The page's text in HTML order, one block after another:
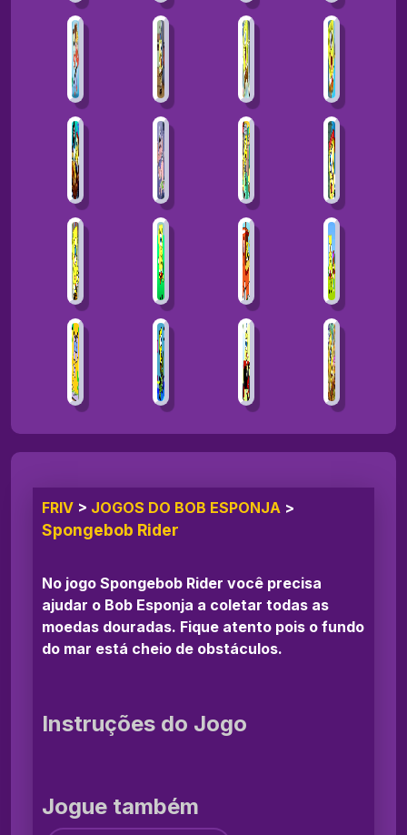
FRIV > JOGOS DO BOB ESPONJA >
Spongebob Rider
No jogo Spongebob Rider você precisa
ajudar o Bob Esponja a coletar todas as
moedas douradas. Fique atento pois o fundo
do mar está cheio de obstáculos.
Instruções do Jogo
Jogue também